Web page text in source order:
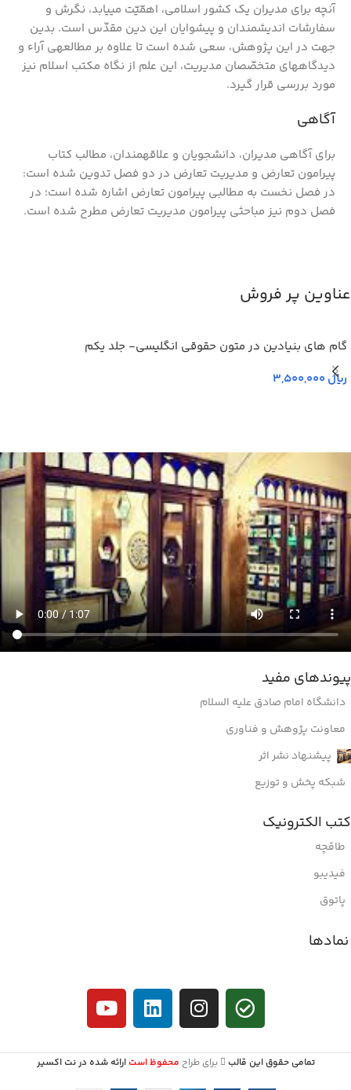
آن­چه برای مدیران یک کشور اسلامی، اهمّیّت می­یابد، نگرش و
سفارشات اندیشمندان و پیشوایان این دین مقدّس است. بدین
جهت در این پژوهش، سعی شده است تا علاوه بر مطالعه­ی آراء و
دیدگاه‏های متخصّصان مدیریت، این علم از نگاه مکتب اسلام نیز
مورد بررسی قرار گیرد.
آگاهی
برای آگاهی مدیران، دانشجویان و علاقه­مندان، مطالب کتاب
پیرامون تعارض و مدیریت تعارض در دو فصل تدوین شده است:
در فصل نخست به مطالبی پیرامون تعارض اشاره شده است؛ در
فصل دوم نیز مباحثی پیرامون مدیریت تعارض مطرح شده است.
عناوین پر فروش
گام های بنیادین در متون حقوقي انگليسي- جلد يكم
ریال
پیوندهای مفید
دانشگاه امام صادق علیه السلام
معاونت پژوهش و فناوری
پیشنهاد نشر اثر
شبکه پخش و توزیع
کتب الکترونیک
طاقچه
فیدیبو
پاتوق
نمادها
تمامی حقوق این قالب برای طراح محفوظ استارائه شده در نت اکسیر